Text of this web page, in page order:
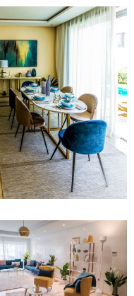
APPARTEMENT
TÉMOIN OCEAN
PALM - DAR
BOUAZZA
2018 - Conception et
réalisation
Aménagement
APPARTEMENT
FRONT DE MER -
BOUZNIKA
2017- Conception et